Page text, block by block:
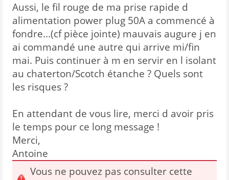
Aussi, le fil rouge de ma prise rapide d
alimentation power plug 50A a commencé à
fondre...(cf pièce jointe) mauvais augure j en
ai commandé une autre qui arrive mi/fin
mai. Puis continuer à m en servir en l isolant
au chaterton/Scotch étanche ? Quels sont
les risques ?
En attendant de vous lire, merci d avoir pris
le temps pour ce long message !
Merci,
Antoine
Vous ne pouvez pas consulter cette